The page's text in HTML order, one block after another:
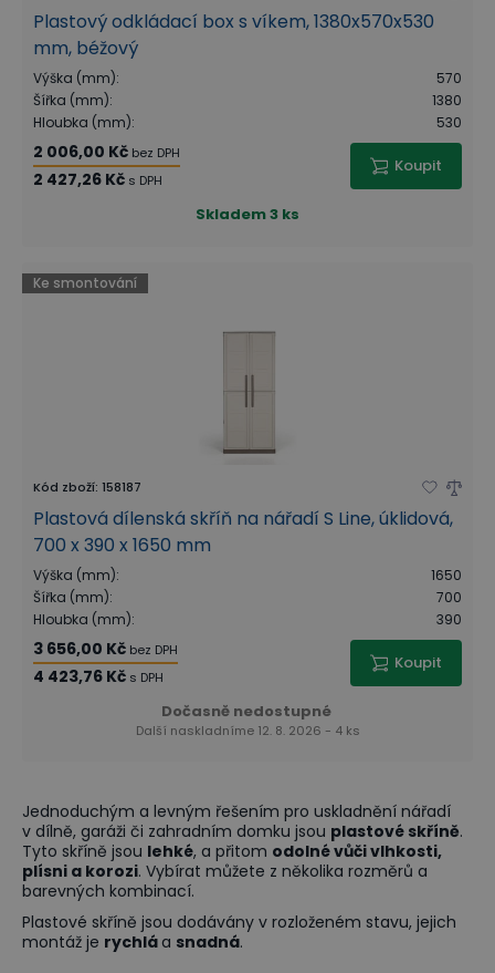
Plastový odkládací box s víkem, 1380x570x530
mm, béžový
Výška (mm):
570
Šířka (mm):
1380
Hloubka (mm): 530
2 006,00 Kč bez DPH
2 427,26 Kč s DPH
Koupit
Skladem3 ks
Ke smontování
Kód zboží: 158187
Plastová dílenská skříň na nářadí S Line, úklidová,
700 x 390 x 1650 mm
Výška (mm):
1650
Šířka (mm):
700
Hloubka (mm): 390
3 656,00 Kč bez DPH
4 423,76 Kč s DPH
Koupit
Dočasně nedostupné
Další naskladníme 12. 8. 2026 - 4 ks
Jednoduchým a levným řešením pro uskladnění nářadí
v dílně, garáži či zahradním domku jsou plastové skříně.
Tyto skříně jsou lehké, a přitom odolné vůči vlhkosti,
plísni a korozi. Vybírat můžete z několika rozměrů a
barevných kombinací.
Plastové skříně jsou dodávány v rozloženém stavu, jejich
montáž je rychláa snadná.